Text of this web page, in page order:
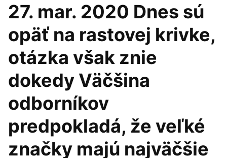
27. mar. 2020 Dnes sú
opäť na rastovej krivke,
otázka však znie
dokedy Väčšina
odborníkov
predpokladá, že veľké
značky majú najväčšie